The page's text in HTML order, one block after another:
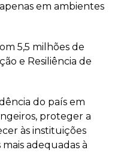
em ambientes
5,5 milhões de
e Resiliência de
do país em
proteger a
às instituições
adequadas à